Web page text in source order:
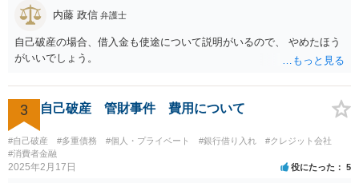
内藤 政信 弁護士
自己破産の場合、借入金も使途について説明がいるので、 やめたほう
がいいでしょう。
3 自己破産 管財事件 費用について
#自己破産 #多重債務 #個人・プライベート #銀行借り入れ
#クレジット会社
#消費者金融
2025年2月17日 役にたった 5